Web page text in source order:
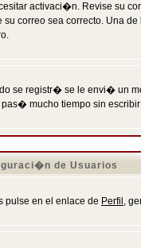
activaci�n. Revise su
correo sea correcto. Una
se registr� se le envi� un
mucho tiempo sin
de Usuarios
pulse en el enlace de Perfil ,